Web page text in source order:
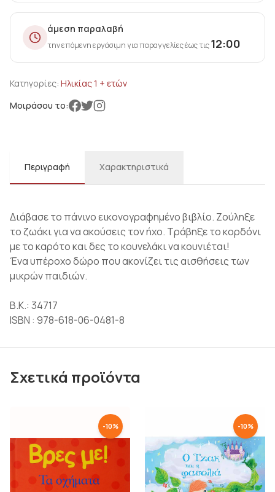
άμεση παραλαβή
την επόμενη εργάσιμη για παραγγελίες έως τις12:00
Κατηγορίες: Ηλικίας 1 + ετών
Μοιράσου το:
Περιγραφή Χαρακτηριστικά
Διάβασε το πάνινο εικονογραφημένο βιβλίο. Ζούληξε
το ζωάκι για να ακούσεις τον ήχο. Τράβηξε το κορδόνι
με το καρότο και δες το κουνελάκι να κουνιέται!
Ένα υπέροχο δώρο που ακονίζει τις αισθήσεις των
μικρών παιδιών.
Β.Κ.: 34717
ISBN : 978-618-06-0481-8
Σχετικά προϊόντα
-10% -10%